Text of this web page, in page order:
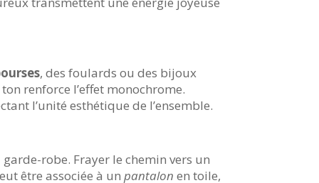
, des foulards ou des bijoux
renforce l’effet monochrome.
l’unité esthétique de l’ensemble.
robe. Frayer le chemin vers un
être associée à unpantalon en toile,